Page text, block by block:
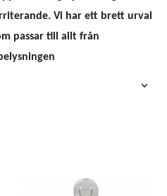
Vi har ett brett urval
passar till allt från